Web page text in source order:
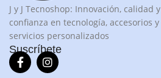
J y J Tecnoshop: Innovación, calidad y
confianza en tecnología, accesorios y
servicios personalizados
Suscríbete